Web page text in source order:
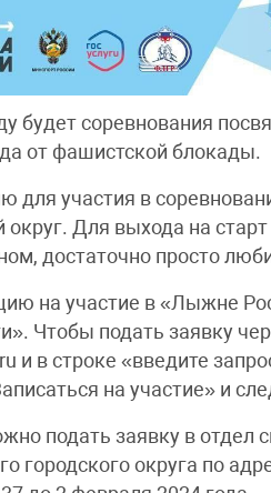
будет соревнования
от фашистской блокады.
для участия в
округ. Для выхода на
достаточно просто
на участие в «Лыжне
Чтобы подать заявку
и в строке «введите
на участие» и
подать заявку в отдел
городского округа по